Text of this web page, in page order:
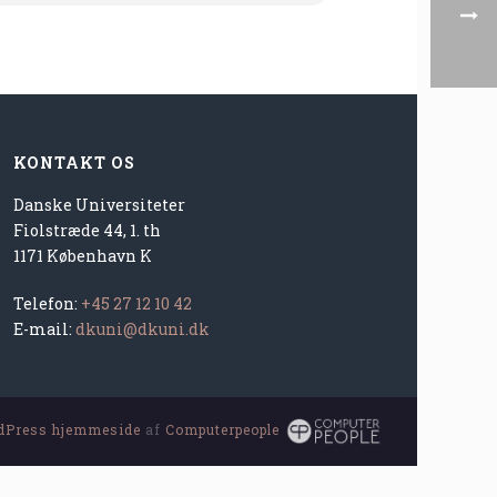
KONTAKT OS
Danske Universiteter
Fiolstræde 44, 1. th
1171 København K
Telefon: +45 27 12 10 42
E-mail:dkuni@dkuni.dk
hjemmeside af Computerpeople